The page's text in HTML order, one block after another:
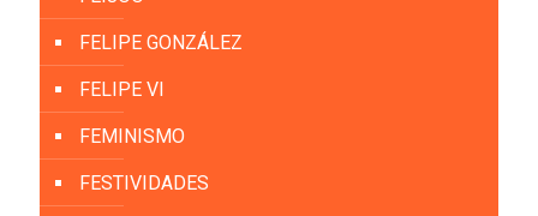
FELIPE GONZÁLEZ
FELIPE VI
FEMINISMO
FESTIVIDADES